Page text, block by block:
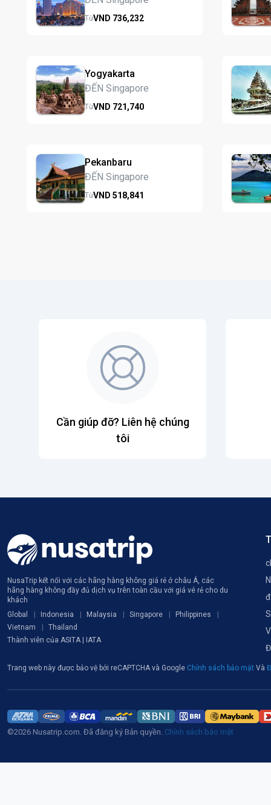
TừVND 736,232
Yogyakarta
ĐẾN Singapore
TừVND 721,740
Pekanbaru
ĐẾN Singapore
TừVND 518,841
Cần giúp đỡ? Liên hệ chúng
tôi
NusaTrip kết nối với các hãng hàng không giá rẻ ở châu Á, các
hãng hàng không đầy đủ dịch vụ trên toàn cầu với giá vé rẻ cho du
khách
Global
Indonesia Malaysia Singapore
Philippines
Vietnam
Thailand
Thành viên của ASITA | IATA
Trang web này được bảo vệ bởi reCAPTCHA và Google Chính sách bảo mật Và
©2026 Nusatrip.com. Đã đăng ký Bản quyền. Chính sách bảo mật